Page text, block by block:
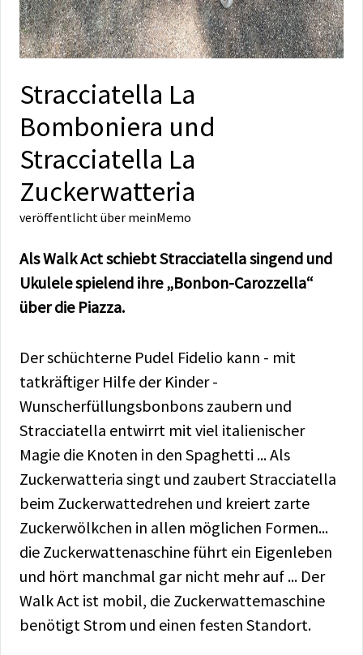
Stracciatella La
Bomboniera und
Stracciatella La
Zuckerwatteria
veröffentlicht über meinMemo
Als Walk Act schiebt Stracciatella singend und
Ukulele spielend ihre „Bonbon-Carozzella“
über die Piazza.
Der schüchterne Pudel Fidelio kann - mit
tatkräftiger Hilfe der Kinder -
Wunscherfüllungsbonbons zaubern und
Stracciatella entwirrt mit viel italienischer
Magie die Knoten in den Spaghetti ... Als
Zuckerwatteria singt und zaubert Stracciatella
beim Zuckerwattedrehen und kreiert zarte
Zuckerwölkchen in allen möglichen Formen...
die Zuckerwattenaschine führt ein Eigenleben
und hört manchmal gar nicht mehr auf ... Der
Walk Act ist mobil, die Zuckerwattemaschine
benötigt Strom und einen festen Standort.